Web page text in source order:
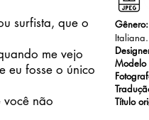
surfista, que o
me vejo
eu fosse o único
não
Italiana.
Título